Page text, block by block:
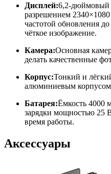
Дисплей:6,2-дюймовый
разрешением
частотой обновления
чёткое изображение.​
Камера:Основная
делать качественные
Корпус:Тонкий и
алюминиевым
Батарея:Ёмкость 4000
зарядки мощностью 25
время работы.
Аксессуары